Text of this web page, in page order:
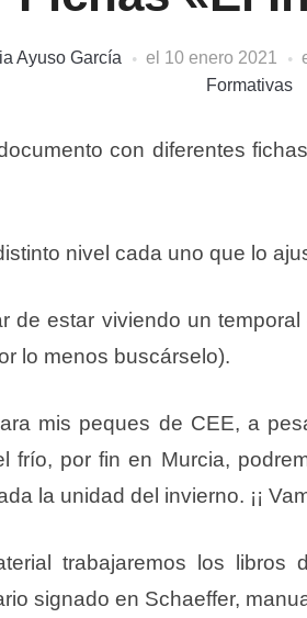
Ayuso García el 10 enero 2021
Formativas
con diferentes
nivel cada uno que lo
de estar viviendo un
lo menos buscárselo).
mis peques de CEE, a
frío, por fin en Murcia,
la unidad del invierno. ¡¡
trabajaremos los libros
signado en Schaeffer,